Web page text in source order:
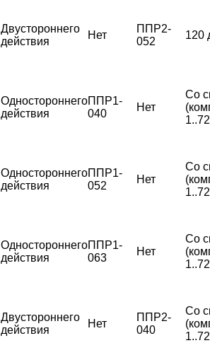
Двустороннего
действия
Нет
ППР2-
052
120
Одностороннего
действия
ППР1-
040
Нет
Со
Одностороннего
действия
ППР1-
052
Нет
Со
Одностороннего
действия
ППР1-
063
Нет
Со
Двустороннего
действия
Нет
ППР2-
040
Со